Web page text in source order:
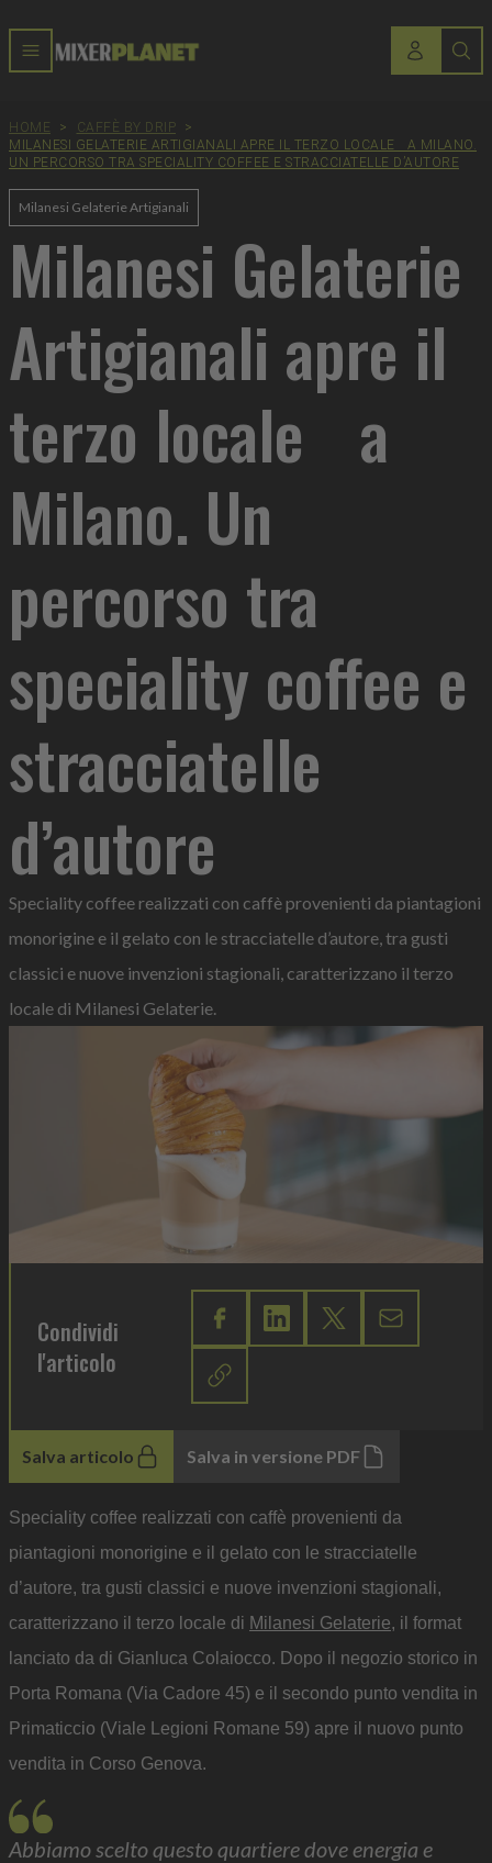
HOME > CAFFÈ BY DRIP
>
MILANESI GELATERIE ARTIGIANALI APRE IL TERZO LOCALE A MILANO.
UN PERCORSO TRA SPECIALITY COFFEE E STRACCIATELLE D’AUTORE
Milanesi Gelaterie Artigianali
Milanesi Gelaterie
Artigianali apre il
terzo locale a
Milano. Un
percorso tra
speciality coffee e
stracciatelle
d’autore
Speciality coffee realizzati con caffè provenienti da piantagioni
monorigine e il gelato con le stracciatelle d’autore, tra gusti
classici e nuove invenzioni stagionali, caratterizzano il terzo
locale di Milanesi Gelaterie.
Condividi
l'articolo
Salva articolo Salva in versione PDF
Speciality coffee realizzati con caffè provenienti da
piantagioni monorigine e il gelato con le stracciatelle
d’autore, tra gusti classici e nuove invenzioni stagionali,
caratterizzano il terzo locale di Milanesi Gelaterie, il format
lanciato da di Gianluca Colaiocco. Dopo il negozio storico in
Porta Romana (Via Cadore 45) e il secondo punto vendita in
Primaticcio (Viale Legioni Romane 59) apre il nuovo punto
vendita in Corso Genova.
Abbiamo scelto questo quartiere dove energia e